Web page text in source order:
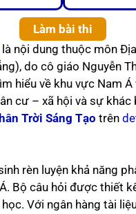
Làm bài thi
là nội dung thuộc môn
do cô giáo Nguyễn
hiểu về khu vực Nam
cư – xã hội và sự
Trời Sáng Tạo trên
rèn luyện khả năng
Bộ câu hỏi được thiết
Với ngân hàng tài